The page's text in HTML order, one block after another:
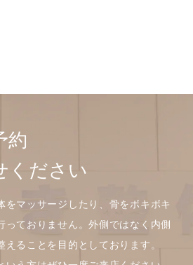
約
ください
をマッサージしたり、骨をボキボキ
っておりません。外側ではなく内側
ることを目的としております。